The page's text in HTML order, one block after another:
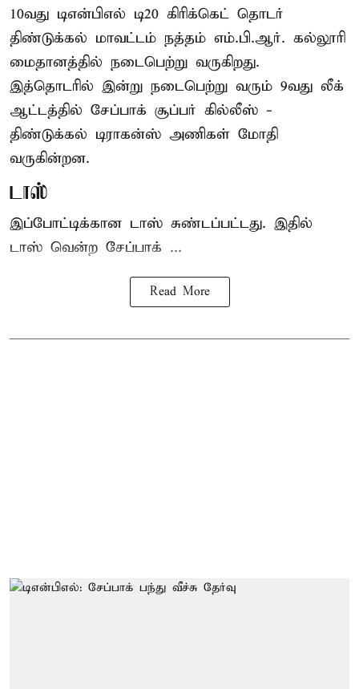
10வது டிஎன்பிஎல் டி20 கிரிக்கெட் தொடர்
திண்டுக்கல் மாவட்டம் நத்தம் எம்.பி.ஆர். கல்லூரி
மைதானத்தில் நடைபெற்று வருகிறது.
இத்தொடரில் இன்று நடைபெற்று வரும் 9வது லீக்
ஆட்டத்தில் சேப்பாக் சூப்பர் கில்லீஸ் -
திண்டுக்கல் டிராகன்ஸ் அணிகள் மோதி
வருகின்றன.
டாஸ்
இப்போட்டிக்கான டாஸ் சுண்டப்பட்டது. இதில்
டாஸ் வென்ற சேப்பாக் ...
Read More